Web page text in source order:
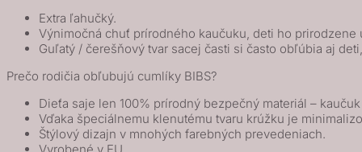
Extra ľahučký.
Výnimočná chuť prírodného kaučuku, deti ho
Guľatý / čerešňový tvar sacej časti si často obľúbia aj
Prečo rodičia obľubujú cumlíky BIBS?
Dieťa saje len 100% prírodný bezpečný materiál –
Vďaka špeciálnemu klenutému tvaru krúžku je
Štýlový dizajn v mnohých farebných prevedeniach.